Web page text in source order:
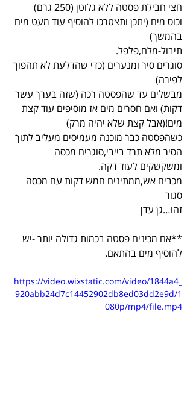
חצי חבילת פסטה ללא גלוטן (250 גרם)
וכוס מים (יתכן ותצטרכו להוסיף עוד מעט מים
בהמשך)
תיבול-מלח,פלפל.
סוגרים סיר ומנערים (כדי שהדלעת לא תהפוך
לפירה)
מבשלים עד שהפסטה רכה (שזה בערך עשר
דקות) ואם חסרים מים אז מוסיפים עוד קצת
מים!(אבל קצת שלא יהיה מרק)
כשהפסטה כבר מוכנה מעמיסים מעליב לתוך
הסיר מלא תרד בייבי,סוגרים מכסה
ומשקשקים לעוד דקה.
מכבים אש,ממתינים חמש דקות עם מכסה
סגור
זהו…גן עדן
**אם מכינים פסטה בכמות גדולה יותר -יש
להוסיף מים בהתאם.
https://video.wixstatic.com/video/1844a4_
920abb24d7c14452902db8ed03dd2e9d/1
080p/mp4/file.mp4